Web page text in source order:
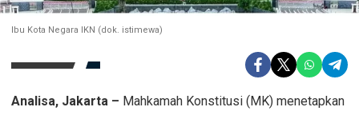
Ibu Kota Negara IKN (dok. istimewa)
Analisa, Jakarta – Mahkamah Konstitusi (MK) menetapkan